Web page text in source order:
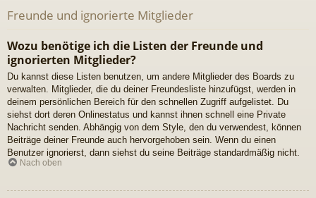
Freunde und ignorierte Mitglieder
Wozu benötige ich die Listen der Freunde und
ignorierten Mitglieder?
Du kannst diese Listen benutzen, um andere Mitglieder des Boards zu
verwalten. Mitglieder, die du deiner Freundesliste hinzufügst, werden in
deinem persönlichen Bereich für den schnellen Zugriff aufgelistet. Du
siehst dort deren Onlinestatus und kannst ihnen schnell eine Private
Nachricht senden. Abhängig von dem Style, den du verwendest, können
Beiträge deiner Freunde auch hervorgehoben sein. Wenn du einen
Benutzer ignorierst, dann siehst du seine Beiträge standardmäßig nicht.
Nach oben